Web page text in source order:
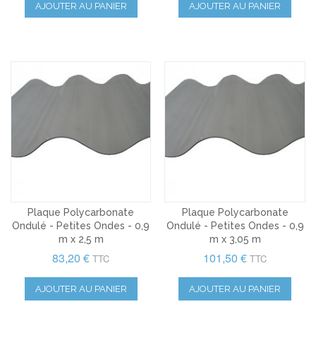
AJOUTER AU PANIER AJOUTER AU PANIER
Plaque Polycarbonate
Ondulé - Petites Ondes - 0,9
m x 2,5 m
83,20 € TTC
AJOUTER AU PANIER
Plaque Polycarbonate
Ondulé - Petites Ondes - 0,9
m x 3,05 m
101,50 € TTC
AJOUTER AU PANIER